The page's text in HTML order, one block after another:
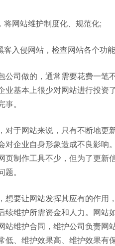
网站维护制度化、规范化;
入侵网站，检查网站各个功能
公司做的，通常需要花费一笔
业基本上很少对网站进行投资
。
对于网站来说，只有不断地更
企业自身形象造成不良影响
页制作工具不少，但为了更新
。
想要让网站发挥其应有的作用
续维护所需资金和人力。网站
站维护合同，维护公司负责网
、维护效果高、维护效果有保